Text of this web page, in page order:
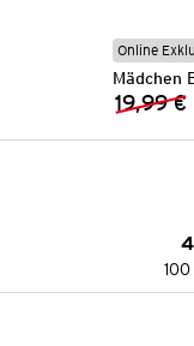
Online
Mädchen
19,99 €